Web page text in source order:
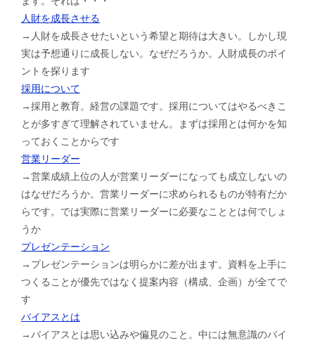
人財を成長させる
→人財を成長させたいという希望と期待は大きい。しかし現
実は予想通りに成長しない。なぜだろうか。人財成長のポイ
ントを探ります
採用について
→採用と教育。経営の課題です。採用についてはやるべきこ
とが多すぎて理解されていません。まずは採用とは何かを知
っておくことからです
営業リーダー
→営業成績上位の人が営業リーダーになっても成立しないの
はなぜだろうか。営業リーダーに求められるものが特有だか
らです。では実際に営業リーダーに必要なこととは何でしょ
うか
プレゼンテーション
→プレゼンテーションは明らかに差が出ます。資料を上手に
つくることが優先ではなく提案内容（構成、企画）が全てで
す
バイアスとは
→バイアスとは思い込みや偏見のこと。中には無意識のバイ